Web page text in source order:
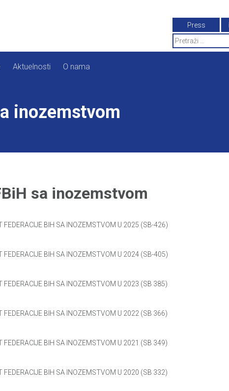
Press
Aktuelnosti O nama
inozemstvom
sa inozemstvom
FEDERACIJE BIH SA INOZEMSTVOM U 2025 (SB-426)
FEDERACIJE BIH SA INOZEMSTVOM U 2024 (SB-405)
FEDERACIJE BIH SA INOZEMSTVOM U 2023 (SB 385)
FEDERACIJE BIH SA INOZEMSTVOM U 2022 (SB 366)
FEDERACIJE BIH SA INOZEMSTVOM U 2021 (SB 349)
FEDERACIJE BIH SA INOZEMSTVOM U 2020 (SB 332)